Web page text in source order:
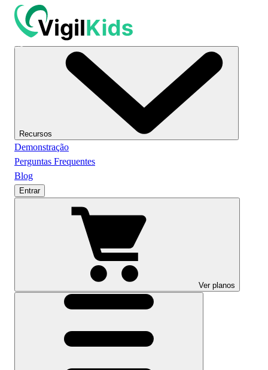
Recursos
Demonstração
Perguntas Frequentes
Blog
Entrar
Ver planos